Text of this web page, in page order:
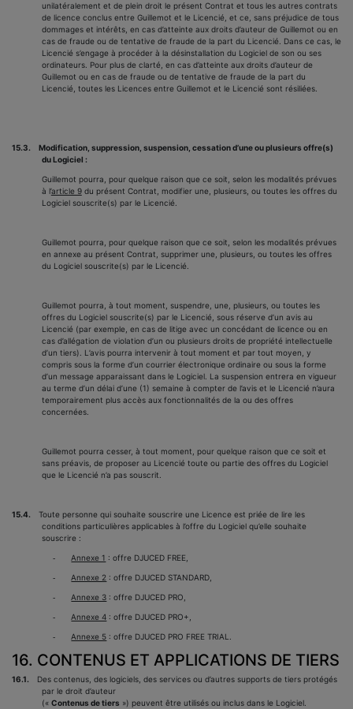
unilatéralement et de plein droit le présent Contrat et tous les autres contrats
de licence conclus entre Guillemot et le Licencié, et ce, sans préjudice de tous
dommages et intérêts, en cas d’atteinte aux droits d’auteur de Guillemot ou en
cas de fraude ou de tentative de fraude de la part du Licencié. Dans ce cas, le
Licencié s’engage à procéder à la désinstallation du Logiciel de son ou ses
ordinateurs. Pour plus de clarté, en cas d’atteinte aux droits d’auteur de
Guillemot ou en cas de fraude ou de tentative de fraude de la part du
Licencié, toutes les Licences entre Guillemot et le Licencié sont résiliées.
15.3.
Modification, suppression, suspension, cessation d’une ou plusieurs offre(s)
du Logiciel :
Guillemot pourra, pour quelque raison que ce soit, selon les modalités prévues
à l’article 9du présent Contrat, modifier une, plusieurs, ou toutes les offres du
Logiciel souscrite(s) par le Licencié.
Guillemot pourra, pour quelque raison que ce soit, selon les modalités prévues
en annexe au présent Contrat, supprimer une, plusieurs, ou toutes les offres
du Logiciel souscrite(s) par le Licencié.
Guillemot pourra, à tout moment, suspendre, une, plusieurs, ou toutes les
offres du Logiciel souscrite(s) par le Licencié, sous réserve d’un avis au
Licencié (par exemple, en cas de litige avec un concédant de licence ou en
cas d’allégation de violation d’un ou plusieurs droits de propriété intellectuelle
d’un tiers). L’avis pourra intervenir à tout moment et par tout moyen, y
compris sous la forme d’un courrier électronique ordinaire ou sous la forme
d’un message apparaissant dans le Logiciel. La suspension entrera en vigueur
au terme d’un délai d’une (1) semaine à compter de l’avis et le Licencié n’aura
temporairement plus accès aux fonctionnalités de la ou des offres
concernées.
Guillemot pourra cesser, à tout moment, pour quelque raison que ce soit et
sans préavis, de proposer au Licencié toute ou partie des offres du Logiciel
que le Licencié n’a pas souscrit.
15.4.
Toute personne qui souhaite souscrire une Licence est priée de lire les
conditions particulières applicables à l’offre du Logiciel qu’elle souhaite
souscrire :
- Annexe 1 : offre DJUCED FREE,
- Annexe 2 : offre DJUCED STANDARD,
- Annexe 3 : offre DJUCED PRO,
- Annexe 4 : offre DJUCED PRO+,
- Annexe 5 : offre DJUCED PRO FREE TRIAL.
16. CONTENUS ET APPLICATIONS DE TIERS
16.1.
Des contenus, des logiciels, des services ou d’autres supports de tiers protégés
par le droit d’auteur
(« Contenus de tiers ») peuvent être utilisés ou inclus dans le Logiciel.